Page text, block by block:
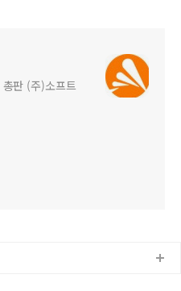
판 (주)소프트